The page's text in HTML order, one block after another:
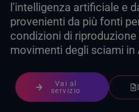
l'intelligenza artificiale e
provenienti da più fonti
condizioni di riproduzione
movimenti degli sciami in
Vai al
servizio